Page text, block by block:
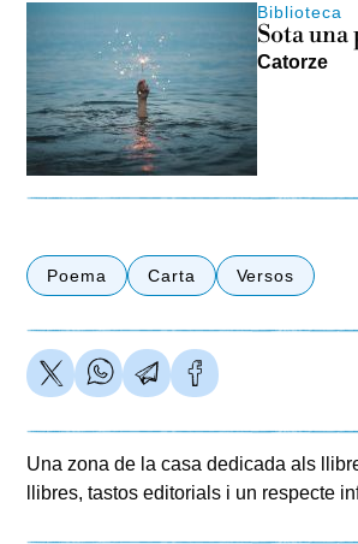
Biblioteca
Sota
Catorze
Poema Carta Versos
Una zona de la casa dedicada als
llibres, tastos editorials i un respecte